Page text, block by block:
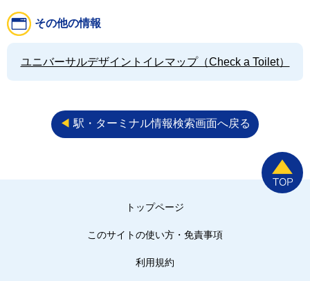
その他の情報
ユニバーサルデザイントイレマップ（Check a Toilet）
◀︎ 駅・ターミナル情報検索画面へ戻る
トップページ
このサイトの使い方・免責事項
利用規約